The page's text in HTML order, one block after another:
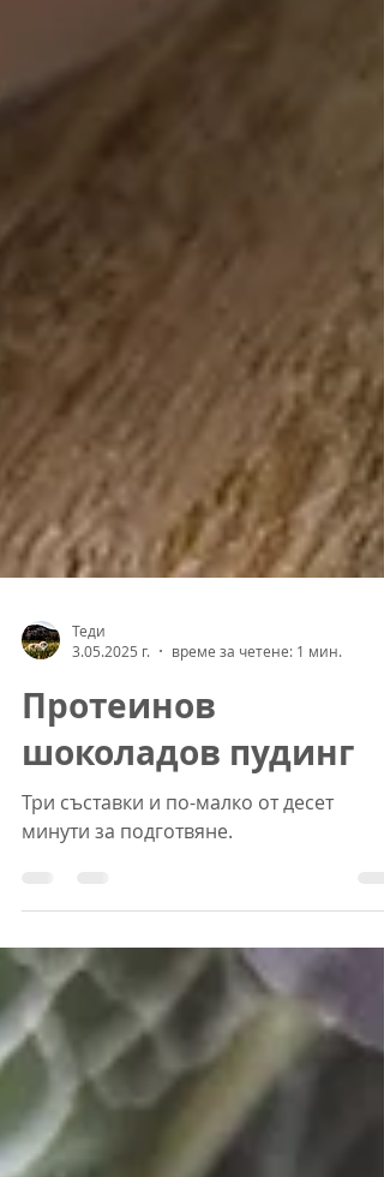
Теди
3.05.2025 г.
време за четене: 1 мин.
Протеинов
Три съставки и по-малко от десет
минути за подготвяне.